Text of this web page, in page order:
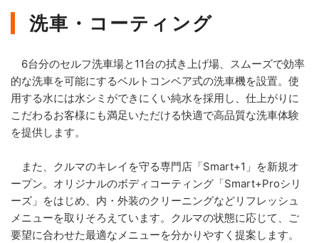
洗車・コーティング
6台分のセルフ洗車場と11台の拭き上げ場、スムーズで効率
的な洗車を可能にするベルトコンベア式の洗車機を設置。使
用する水には水シミができにくい純水を採用し、仕上がりに
こだわるお客様にも満足いただける快適で高品質な洗車体験
を提供します。
また、クルマのキレイを守る専門店「Smart+1」を新規オ
ープン。オリジナルのボディコーティング「Smart+Proシリ
ーズ」をはじめ、内・外装のクリーニングなどリフレッシュ
メニューを取りそろえています。クルマの状態に応じて、ご
要望に合わせた最適なメニューを分かりやすく提案します。